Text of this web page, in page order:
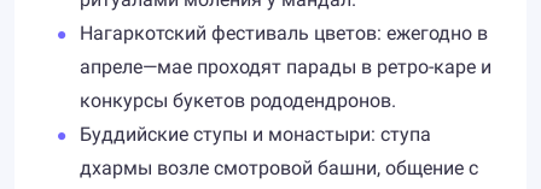
Нагаркотский фестиваль цветов: ежегодно в
апреле—мае проходят парады в ретро-каре и
конкурсы букетов рододендронов.
Буддийские ступы и монастыри: ступа
дхармы возле смотровой башни, общение с